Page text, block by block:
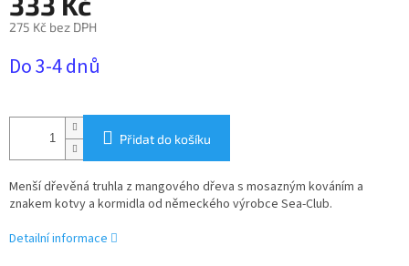
275 Kč bez DPH
cena:
Do 3-4 dnů
Přidat do košíku
Menší dřevěná truhla z mangového dřeva s mosazným kováním a
znakem kotvy a kormidla od německého výrobce Sea-Club.
Detailní informace